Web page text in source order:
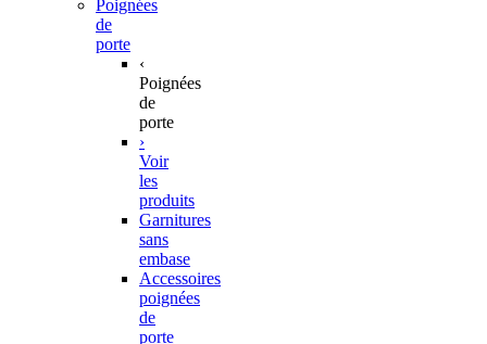
Poignées
de
porte
‹
Poignées
de
porte
›
Voir
les
produits
Garnitures
sans
embase
Accessoires
poignées
de
porte